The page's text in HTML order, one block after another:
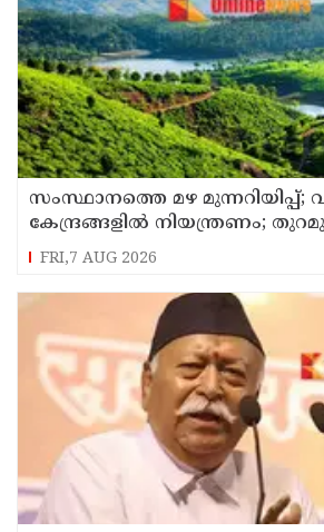
സംസ്ഥാനത്തെ മഴ
കേന്ദ്രങ്ങളില്‍ നിയന്ത്രണം;
ജാഗ്രതാ നിര്‍ദേശം
FRI,7 AUG 2026